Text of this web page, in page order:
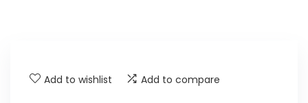
Add to wishlist Add to compare